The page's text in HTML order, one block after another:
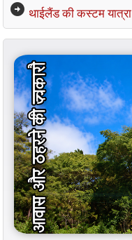
arrow_circle_right थाईलैंड की कस्टम यात्रा